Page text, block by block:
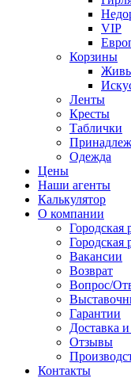
VIP
Корзины
Ленты
Кресты
Таблички
Одежда
Цены
Наши агенты
Калькулятор
О компании
Городская
Городская
Вакансии
Возврат
Вопрос/
Гарантии
Доставка
Отзывы
Контакты